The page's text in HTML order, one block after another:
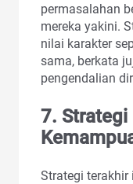
permasalahan
mereka yakini.
nilai karakter
sama, berkata
pengendalian
7. Strategi
Strategi terakhir